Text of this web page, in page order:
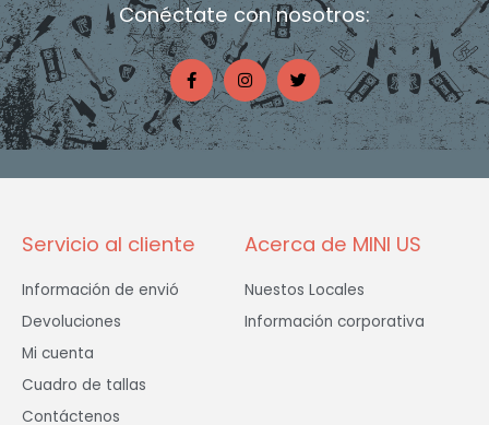
Conéctate con nosotros:
F
a
c
e
b
o
o
I
n
s
t
a
g
r
T
w
i
t
t
e
Servicio al cliente
Información de envió
Devoluciones
Mi cuenta
Cuadro de tallas
Contáctenos
Acerca de MINI US
Nuestos Locales
Información corporativa